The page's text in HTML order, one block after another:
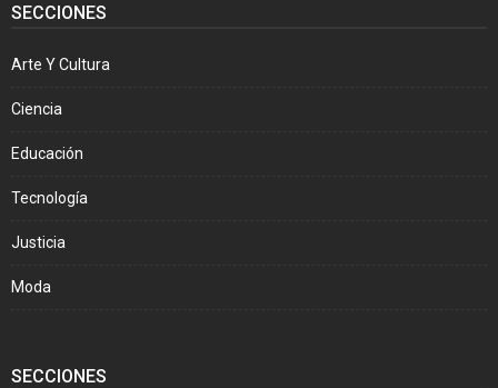
SECCIONES
Arte Y Cultura
Ciencia
Educación
Tecnología
Justicia
Moda
SECCIONES